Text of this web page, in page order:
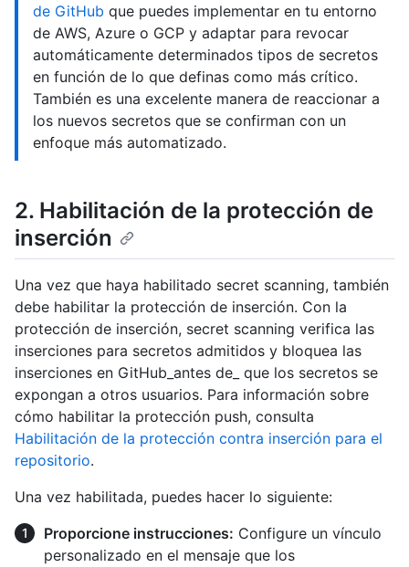
de GitHub que puedes implementar en tu entorno
de AWS, Azure o GCP y adaptar para revocar
automáticamente determinados tipos de secretos
en función de lo que definas como más crítico.
También es una excelente manera de reaccionar a
los nuevos secretos que se confirman con un
enfoque más automatizado.
2. Habilitación de la protección de
inserción
Una vez que haya habilitado secret scanning, también
debe habilitar la protección de inserción. Con la
protección de inserción, secret scanning verifica las
inserciones para secretos admitidos y bloquea las
inserciones en GitHub_antes de_ que los secretos se
expongan a otros usuarios. Para información sobre
cómo habilitar la protección push, consulta
Habilitación de la protección contra inserción para el
repositorio.
Una vez habilitada, puedes hacer lo siguiente:
Proporcione instrucciones: Configure un vínculo
personalizado en el mensaje que los